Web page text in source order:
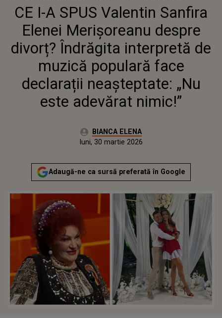
SANFIRA ELENEI
MERIȘOREANU DESPRE DIVORȚ?
ÎNDRĂGITA INTERPRETĂ DE
MUZICĂ POPULARĂ FACE
DECLARAȚII NEAȘTEPTATE: „NU
ESTE ADEVĂRAT NIMIC!”
CE I-A SPUS Valentin Sanfira
Elenei Merișoreanu despre
divorț? Îndrăgita interpretă de
muzică populară face
declarații neașteptate: „Nu
este adevărat nimic!”
Autor:BIANCA ELENA
Actualizat:
luni, 30 martie 2026
Adaugă-ne ca sursă preferată în Google